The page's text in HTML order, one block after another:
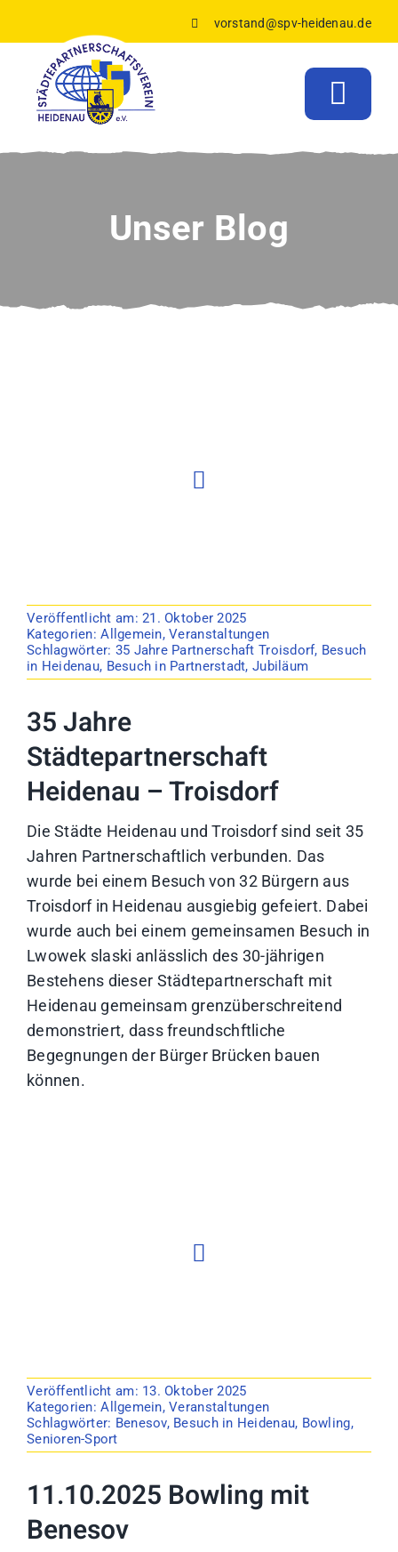
springen
vorstand@spv-heidenau.de
Verein
Veranstaltungen
Unser Blog
Veröffentlicht am: 21. Oktober 2025
Kategorien:Allgemein,Veranstaltungen
Schlagwörter: 35 Jahre Partnerschaft Troisdorf, Besuch
in Heidenau, Besuch in Partnerstadt,Jubiläum
35 Jahre
Städtepartnerschaft
Heidenau – Troisdorf
Die Städte Heidenau und Troisdorf sind seit 35
Jahren Partnerschaftlich verbunden. Das
wurde bei einem Besuch von 32 Bürgern aus
Troisdorf in Heidenau ausgiebig gefeiert. Dabei
wurde auch bei einem gemeinsamen Besuch in
Lwowek slaski anlässlich des 30-jährigen
Bestehens dieser Städtepartnerschaft mit
Heidenau gemeinsam grenzüberschreitend
demonstriert, dass freundschftliche
Begegnungen der Bürger Brücken bauen
können.
Veröffentlicht am: 13. Oktober 2025
Kategorien:Allgemein,Veranstaltungen
Schlagwörter: Benesov, Besuch in Heidenau, Bowling,
Senioren-Sport
11.10.2025 Bowling mit
Benesov